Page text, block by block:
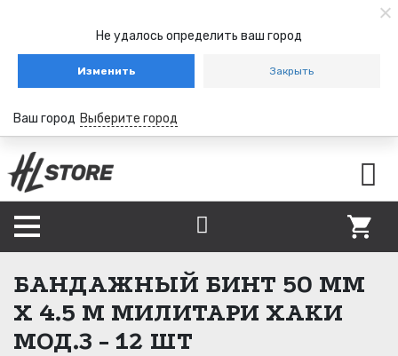
Не удалось определить ваш город
Изменить Закрыть
Ваш город Выберите город
БАНДАЖНЫЙ БИНТ 50 ММ
Х 4.5 М МИЛИТАРИ ХАКИ
МОД.3 - 12 ШТ